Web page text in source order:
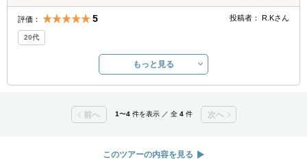
評価： 5 投稿者： R.Kさん
20代
もっと見る
前へ 1〜4件を表示 ／ 全 4件 次へ
このツアーの内容を見る